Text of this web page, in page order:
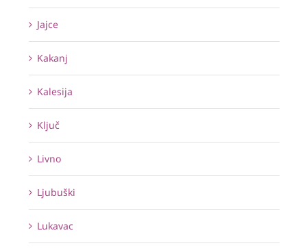
Jajce
Kakanj
Kalesija
Ključ
Livno
Ljubuški
Lukavac